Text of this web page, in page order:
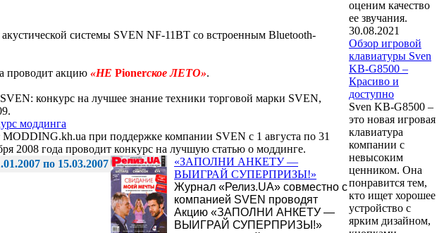
системы SVEN NF-11BT со встроенным Bluetooth-
проводит акцию «НЕ Pionerское ЛЕТО».
конкурс на лучшее знание техники торговой марки SVEN,
моддинга
MODDING.kh.ua при поддержке компании SVEN с 1 августа по 31
2008 года проводит конкурс на лучшую статью о моддинге.
по 15.03.2007
«ЗАПОЛНИ АНКЕТУ —
ВЫИГРАЙ СУПЕРПРИЗЫ!»
Журнал «Релиз.UA» совместно с
компанией SVEN проводят
Акцию «ЗАПОЛНИ АНКЕТУ —
ВЫИГРАЙ СУПЕРПРИЗЫ!»
оценим качество
ее звучания.
30.08.2021
Обзор игровой
клавиатуры Sven
KB-G8500 –
Красиво и
доступно
Sven KB-G8500 –
это новая игровая
клавиатура
компании с
невысоким
ценником. Она
понравится тем,
кто ищет хорошее
устройство с
ярким дизайном,